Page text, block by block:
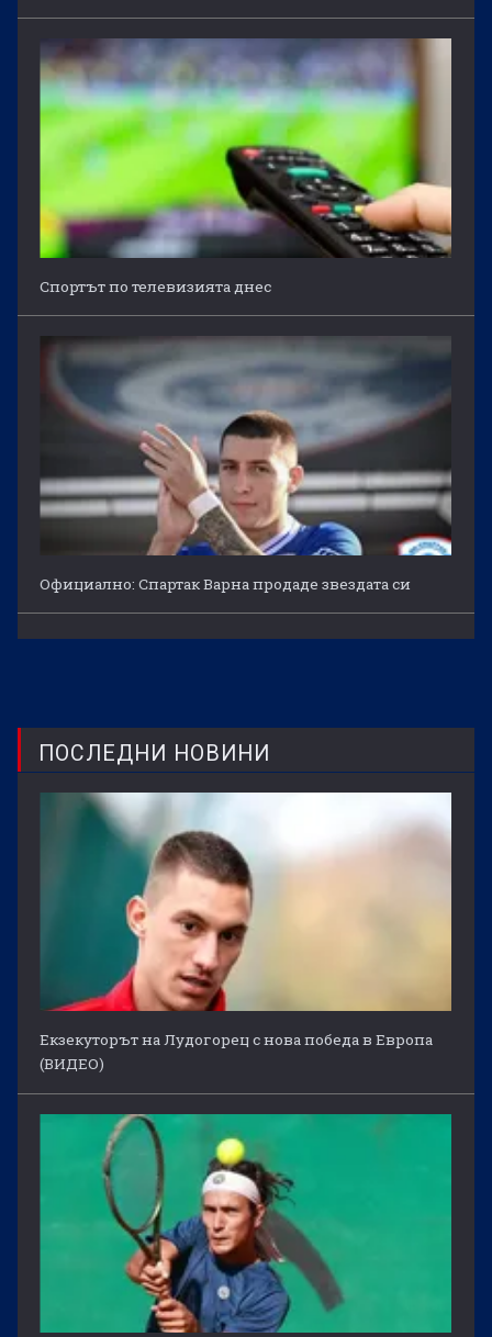
Спортът по телевизията днес
Официално: Спартак Варна продаде звездата си
ПОСЛЕДНИ НОВИНИ
Екзекуторът на Лудогорец с нова победа в Европа
(ВИДЕО)